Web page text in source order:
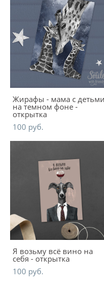
Жирафы - мама с детьми
на темном фоне -
открытка
100 pуб.
Я возьму всё вино на
себя - открытка
100 pуб.